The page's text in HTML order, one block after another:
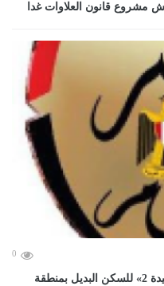
مشروع قانون العلاوات غدا
0
رئيس الوزراء يتفقد مشروع «روضة السيدة 2» للسكن البديل بمنطقة